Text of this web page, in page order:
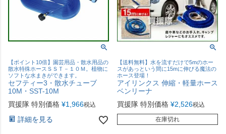
【ポイント10倍】園芸用品・散水用品の
散水特殊ホースＳＳＴ－１０Ｍ。植物に
ソフトな水まきができます。
セフティー3・散水チューブ
10M・SST-10M
買援隊 特別価格 ¥1,966税込
詳細を見る
【送料無料】水を流すだけで5mのホー
スがあっという間に15mに伸びる魔法の
ホース登場！
アイリンクス 伸縮・軽量ホース
ベンリーナ
買援隊 特別価格 ¥2,526税込
在庫切れ